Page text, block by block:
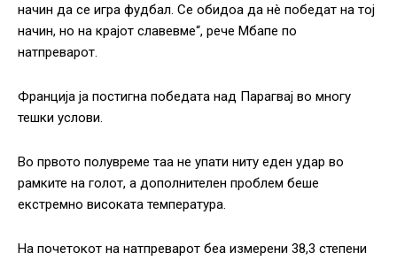
начин да се игра фудбал. Се обидоа да нè победат на тој
начин, но на крајот славевме“, рече Мбапе по
натпреварот.
Франција ја постигна победата над Парагвај во многу
тешки услови.
Во првото полувреме таа не упати ниту еден удар во
рамките на голот, а дополнителен проблем беше
екстремно високата температура.
На почетокот на натпреварот беа измерени 38,3 степени